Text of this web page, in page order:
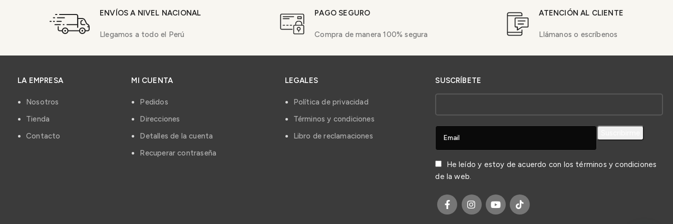
ENVÍOS A NIVEL NACIONAL
Llegamos a todo el Perú
PAGO SEGURO
Compra de manera 100% segura
ATENCIÓN AL CLIENTE
Llámanos o escríbenos
LA EMPRESA
Nosotros
Tienda
Contacto
MI CUENTA
Pedidos
Direcciones
Detalles de la cuenta
Recuperar contraseña
LEGALES
Política de privacidad
Términos y condiciones
Libro de reclamaciones
SUSCRÍBETE
He leído y estoy de acuerdo con los términos y condiciones
de la web.